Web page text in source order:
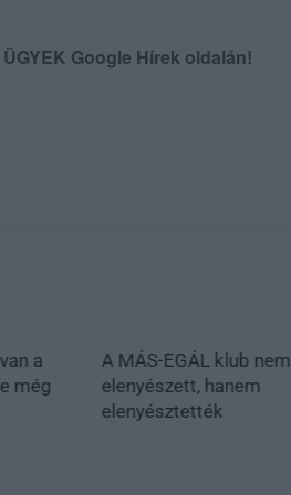
Google Hírek oldalán!
a
még
A MÁS-EGÁL klub nem
elenyészett, hanem
elenyésztették